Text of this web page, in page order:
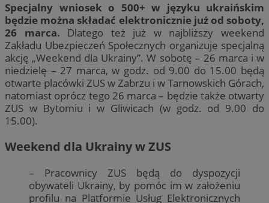
Specjalny wniosek o 500+ w języku ukraińskim
będzie można składać elektronicznie już od soboty,
26 marca. Dlatego też już w najbliższy weekend
Zakładu Ubezpieczeń Społecznych organizuje specjalną
akcję „Weekend dla Ukrainy”. W sobotę – 26 marca i w
niedzielę – 27 marca, w godz. od 9.00 do 15.00 będą
otwarte placówki ZUS w Zabrzu i w Tarnowskich Górach,
natomiast oprócz tego 26 marca – będzie także otwarty
ZUS w Bytomiu i w Gliwicach (w godz. od 9.00 do
15.00).
Weekend dla Ukrainy w ZUS
– Pracownicy ZUS będą do dyspozycji
obywateli Ukrainy, by pomóc im w założeniu
profilu na Platformie Usług Elektronicznych